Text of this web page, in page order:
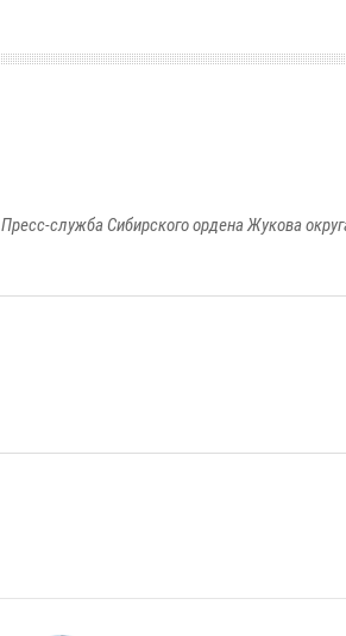
Пресс-служба Сибирского ордена Жукова